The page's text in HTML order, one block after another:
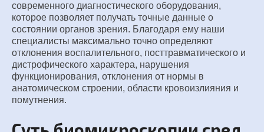
современного диагностического оборудования,
которое позволяет получать точные данные о
состоянии органов зрения. Благодаря ему наши
специалисты максимально точно определяют
отклонения воспалительного, посттравматического и
дистрофического характера, нарушения
функционирования, отклонения от нормы в
анатомическом строении, области кровоизлияния и
помутнения.